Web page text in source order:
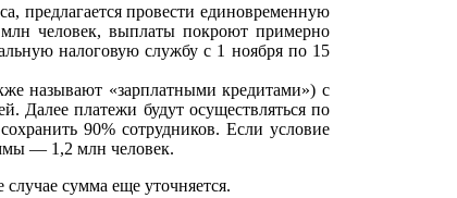
предлагается провести единовременную
человек, выплаты покроют примерно
налоговую службу с 1 ноября по 15
называют «зарплатными кредитами») с
Далее платежи будут осуществляться по
90% сотрудников. Если условие
— 1,2 млн человек.
сумма еще уточняется.